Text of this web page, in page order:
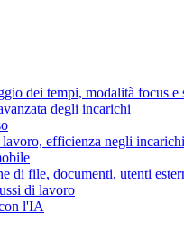
dei tempi, modalità focus e
degli incarichi
efficienza negli
di file, documenti, utenti
di lavoro
l'IA